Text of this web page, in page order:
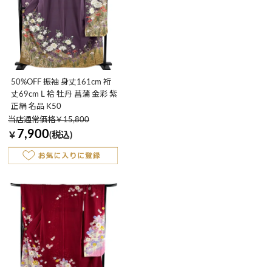
50%OFF 振袖 身丈161cm 裄
丈69cm L 袷 牡丹 菖蒲 金彩 紫
正絹 名品 K50
当店通常価格￥15,800
￥ 7,900(税込)